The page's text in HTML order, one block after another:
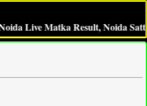
Matka Result, Noida Satta